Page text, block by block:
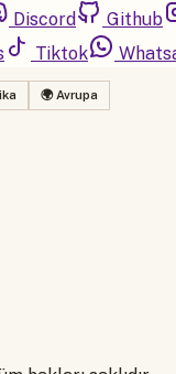
Discord Github
Tiktok
🌍 Avrupa